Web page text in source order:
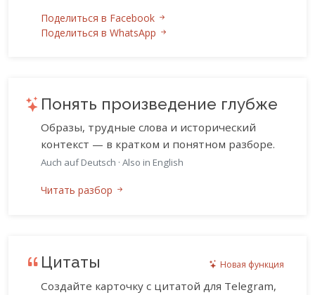
Поделиться в Facebook
Поделиться в WhatsApp
Понять произведение глубже
Образы, трудные слова и исторический
контекст — в кратком и понятном разборе.
Auch auf Deutsch · Also in English
Читать разбор
Цитаты Новая функция
Создайте карточку с цитатой для Telegram,